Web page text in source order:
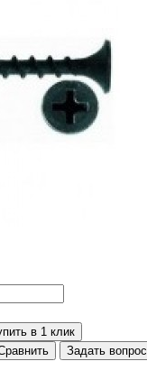
в 1 клик
Задать вопрос